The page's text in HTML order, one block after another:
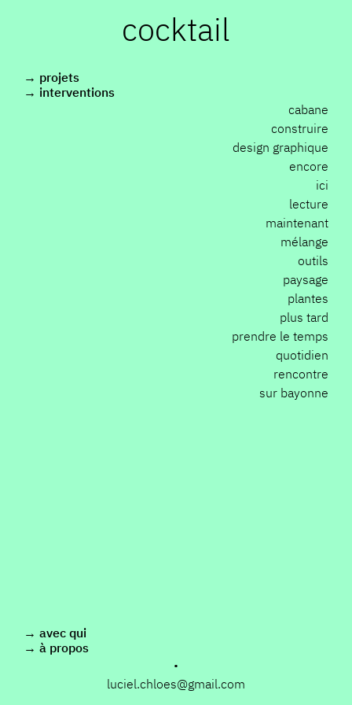
cocktail
projets
interventions
cabane
construire
design graphique
encore
ici
lecture
maintenant
mélange
outils
paysage
plantes
plus tard
prendre le temps
quotidien
rencontre
sur bayonne
avec qui
à propos
•
luciel.chloes@gmail.com